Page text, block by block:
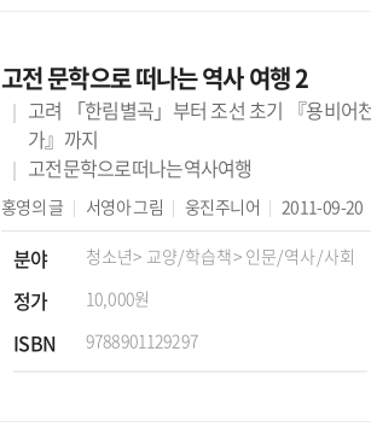
고전 문학으로 떠나는 역사 여행 2
고려 「한림별곡」부터 조선 초기 『용비어
가』까지
고전문학으로떠나는역사여행
홍영의 글 서영아그림 웅진주니어 2011-09-20
분야 청소년> 교양/학습책> 인문/역사/사회
정가 10,000원
ISBN 9788901129297